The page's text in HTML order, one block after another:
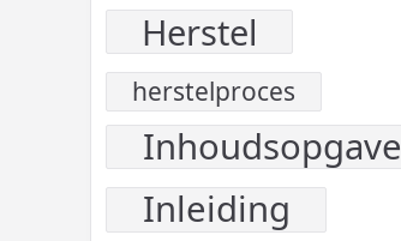
Herstel
herstelproces
Inhoudsopgave
Inleiding